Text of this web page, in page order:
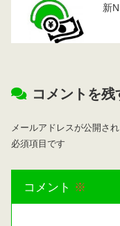
新
コメントを残
メールアドレスが公開さ
必須項目です
コメント ※